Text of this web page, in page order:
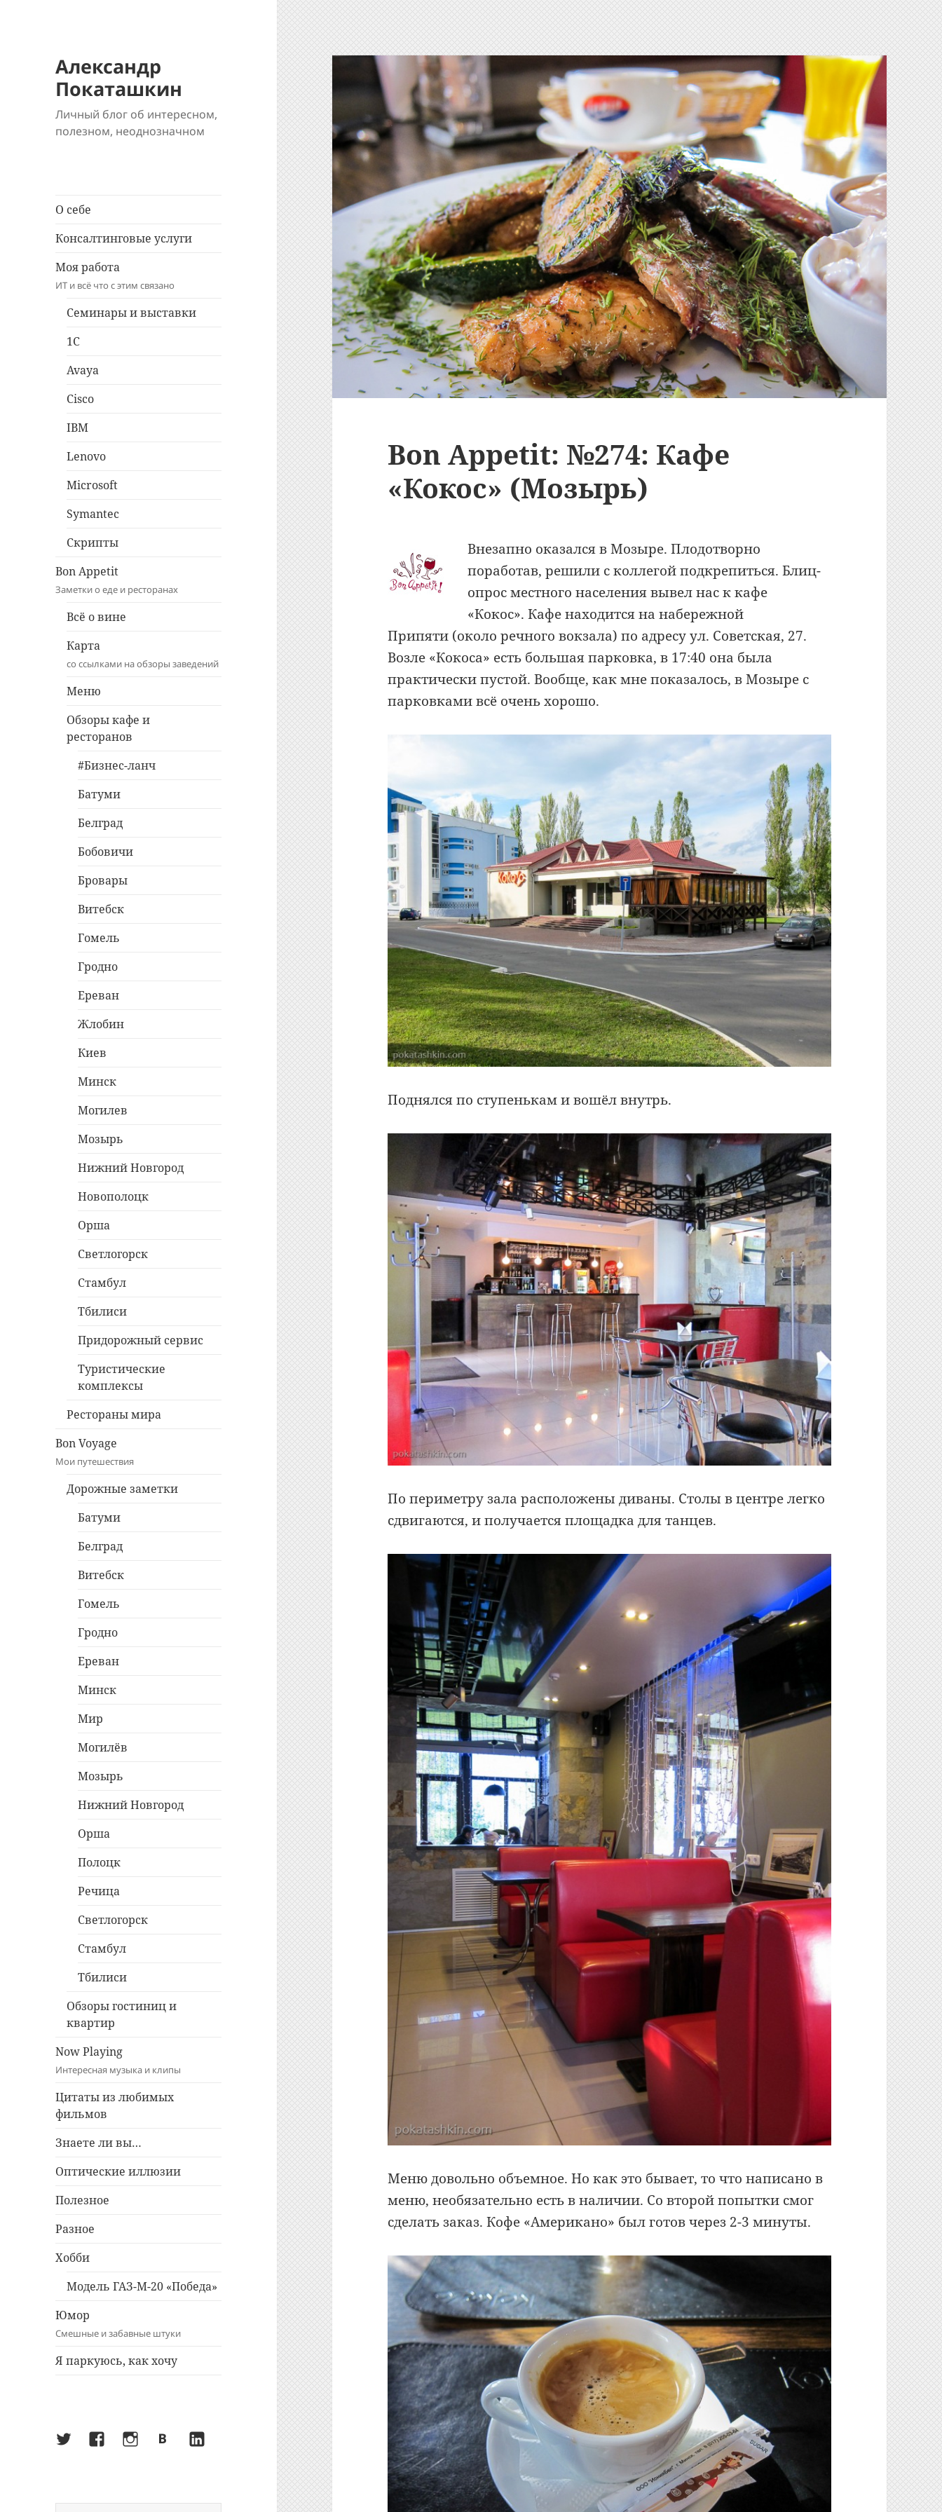
Александр
Покаташкин
Личный блог об интересном,
полезном, неоднозначном
О себе
Консалтинговые услуги
Моя работа
ИТ и всё что с этим связано
Семинары и выставки
1C
Avaya
Cisco
IBM
Lenovo
Microsoft
Symantec
Скрипты
Bon Appetit
Заметки о еде и ресторанах
Всё о вине
Карта
со ссылками на обзоры заведений
Меню
Обзоры кафе и
ресторанов
#Бизнес-ланч
Батуми
Белград
Бобовичи
Бровары
Витебск
Гомель
Гродно
Ереван
Жлобин
Киев
Минск
Могилев
Мозырь
Нижний Новгород
Новополоцк
Орша
Светлогорск
Стамбул
Тбилиси
Придорожный сервис
Туристические
комплексы
Рестораны мира
Bon Voyage
Мои путешествия
Дорожные заметки
Батуми
Белград
Витебск
Гомель
Гродно
Ереван
Минск
Мир
Могилёв
Мозырь
Нижний Новгород
Орша
Полоцк
Речица
Светлогорск
Стамбул
Тбилиси
Обзоры гостиниц и
квартир
Now Playing
Интересная музыка и клипы
Цитаты из любимых
фильмов
Знаете ли вы…
Оптические иллюзии
Полезное
Разное
Хобби
Модель ГАЗ-М-20 «Победа»
Юмор
Смешные и забавные штуки
Я паркуюсь, как хочу
TwitterFacebookInstagramВКонтакте
LinkedIn
Bon Appetit: №274: Кафе
«Кокос» (Мозырь)
Внезапно оказался в Мозыре. Плодотворно
поработав, решили с коллегой подкрепиться. Блиц-
опрос местного населения вывел нас к кафе
«Кокос». Кафе находится на набережной
Припяти (около речного вокзала) по адресу ул. Советская, 27.
Возле «Кокоса» есть большая парковка, в 17:40 она была
практически пустой. Вообще, как мне показалось, в Мозыре с
парковками всё очень хорошо.
Поднялся по ступенькам и вошёл внутрь.
По периметру зала расположены диваны. Столы в центре легко
сдвигаются, и получается площадка для танцев.
Меню довольно объемное. Но как это бывает, то что написано в
меню, необязательно есть в наличии. Со второй попытки смог
сделать заказ. Кофе «Американо» был готов через 2-3 минуты.